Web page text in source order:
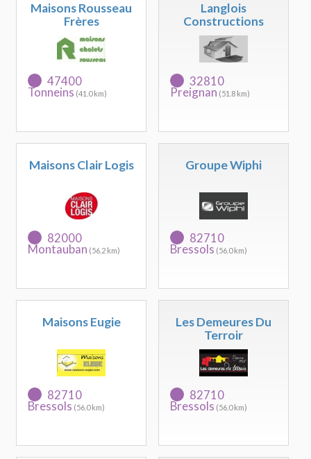
Maisons Rousseau
Frères
47400
Tonneins (41.0 km)
Langlois
Constructions
32810
Preignan (51.8 km)
Maisons Clair Logis
82000
Montauban (56.2 km)
Groupe Wiphi
82710
Bressols (56.0 km)
Maisons Eugie
82710
Bressols (56.0 km)
Les Demeures Du
Terroir
82710
Bressols (56.0 km)